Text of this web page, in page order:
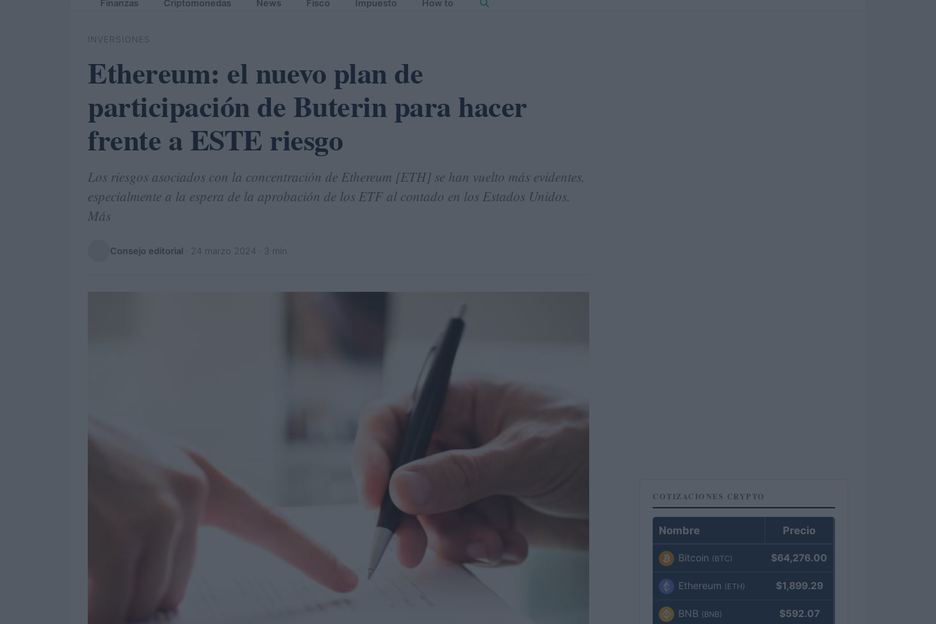
Finanzas Criptomonedas News Fisco Impuesto How to
INVERSIONES
Ethereum: el nuevo plan de
participación de Buterin para hacer
frente a ESTE riesgo
Los riesgos asociados con la concentración de Ethereum [ETH] se han vuelto más evidentes,
especialmente a la espera de la aprobación de los ETF al contado en los Estados Unidos.
Más
Consejo editorial 24 marzo 2024 · 3 min
COTIZACIONES CRYPTO
Nombre Precio
Bitcoin (BTC) $64,276.00
Ethereum (ETH) $1,899.29
BNB (BNB) $592.07